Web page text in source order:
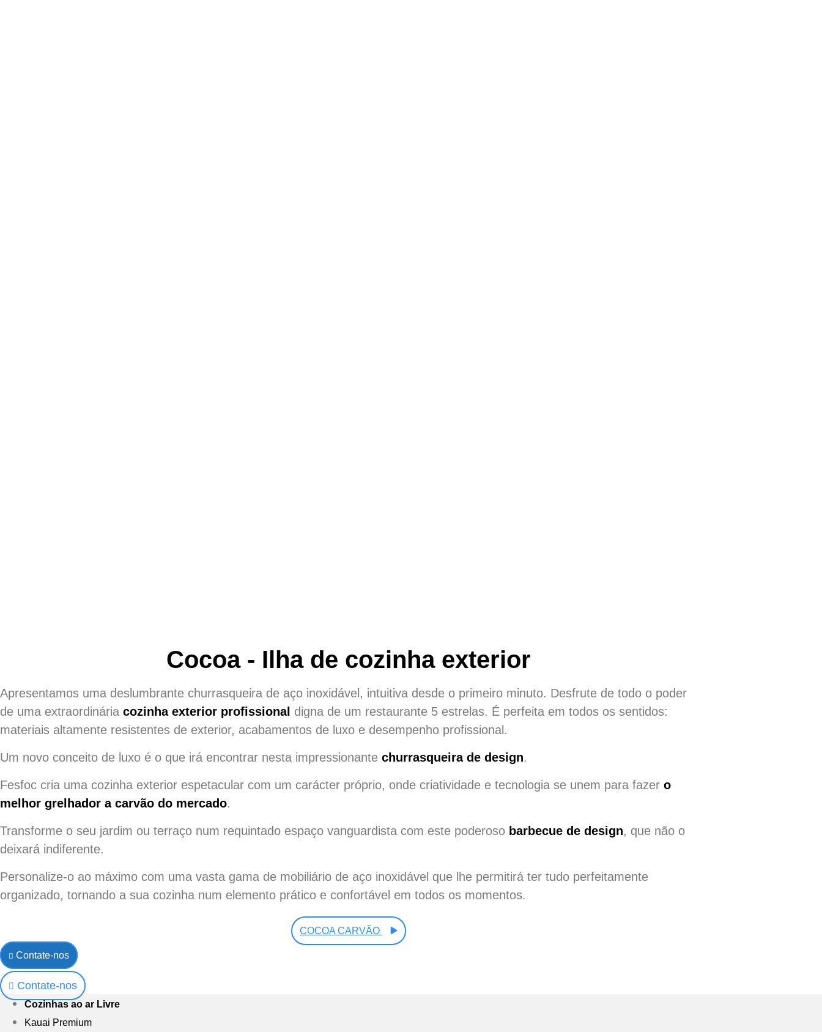
Cocoa - Ilha de cozinha exterior
Apresentamos uma deslumbrante churrasqueira de aço inoxidável, intuitiva desde o primeiro minuto. Desfrute de todo o poder
de uma extraordinária cozinha exterior profissional digna de um restaurante 5 estrelas. É perfeita em todos os sentidos:
materiais altamente resistentes de exterior, acabamentos de luxo e desempenho profissional.
Um novo conceito de luxo é o que irá encontrar nesta impressionante churrasqueira de design.
Fesfoc cria uma cozinha exterior espetacular com um carácter próprio, onde criatividade e tecnologia se unem para fazer o
melhor grelhador a carvão do mercado.
Transforme o seu jardim ou terraço num requintado espaço vanguardista com este poderoso barbecue de design, que não o
deixará indiferente.
Personalize-o ao máximo com uma vasta gama de mobiliário de aço inoxidável que lhe permitirá ter tudo perfeitamente
organizado, tornando a sua cozinha num elemento prático e confortável em todos os momentos.
COCOA CARVÃO
Contate-nos
Contate-nos
Cozinhas ao ar Livre
Kauai Premium